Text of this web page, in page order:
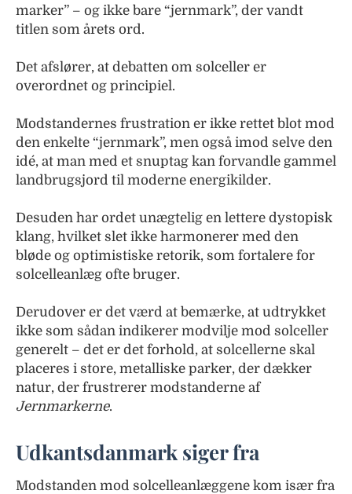
marker” – og ikke bare “jernmark”, der vandt
titlen som årets ord.
Det afslører, at debatten om solceller er
overordnet og principiel.
Modstandernes frustration er ikke rettet blot mod
den enkelte “jernmark”, men også imod selve den
idé, at man med et snuptag kan forvandle gammel
landbrugsjord til moderne energikilder.
Desuden har ordet unægtelig en lettere dystopisk
klang, hvilket slet ikke harmonerer med den
bløde og optimistiske retorik, som fortalere for
solcelleanlæg ofte bruger.
Derudover er det værd at bemærke, at udtrykket
ikke som sådan indikerer modvilje mod solceller
generelt – det er det forhold, at solcellerne skal
placeres i store, metalliske parker, der dækker
natur, der frustrerer modstanderne af
Jernmarkerne.
Udkantsdanmark siger fra
Modstanden mod solcelleanlæggene kom især fra